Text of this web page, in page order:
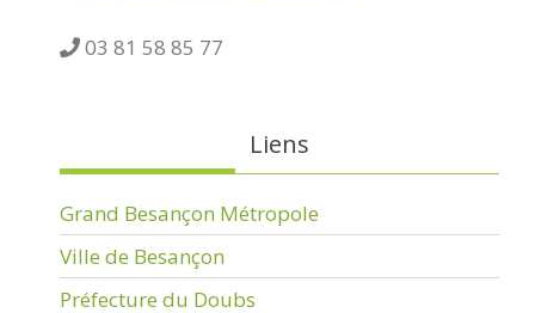
03 81 58 85 77
Liens
Grand Besançon Métropole
Ville de Besançon
Préfecture du Doubs